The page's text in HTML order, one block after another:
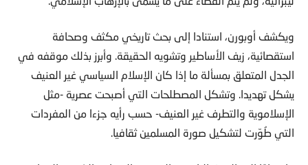
ويكشف أوبورن، استنادا إلى بحث تاريخي مكثف وصحافة
استقصائية، زيف الأساطير وتشويه الحقيقة. وأبرز بذلك موقفه في
الجدل المتعلق بمسألة ما إذا كان الإسلام السياسي غير العنيف
يشكل تهديدا. وتشكل المصطلحات التي أصبحت عصرية -مثل
الإسلاموية والتطرف غير العنيف- حسب رأيه جزءا من المفردات
التي طُوّرت لتشكيل صورة المسلمين ثقافيا.